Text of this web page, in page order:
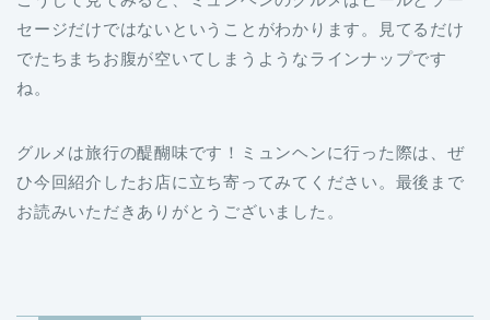
セージだけではないということがわかります。見てるだけ
でたちまちお腹が空いてしまうようなラインナップです
ね。
グルメは旅行の醍醐味です！ミュンヘンに行った際は、ぜ
ひ今回紹介したお店に立ち寄ってみてください。最後まで
お読みいただきありがとうございました。